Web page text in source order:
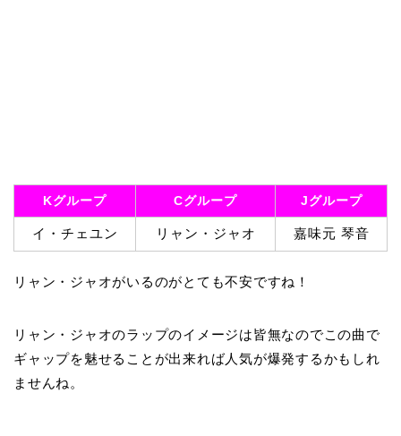
Kグループ Cグループ Jグループ
イ・チェユン リャン・ジャオ 嘉味元 琴音
リャン・ジャオがいるのがとても不安ですね！
リャン・ジャオのラップのイメージは皆無なのでこの曲で
ギャップを魅せることが出来れば人気が爆発するかもしれ
ませんね。